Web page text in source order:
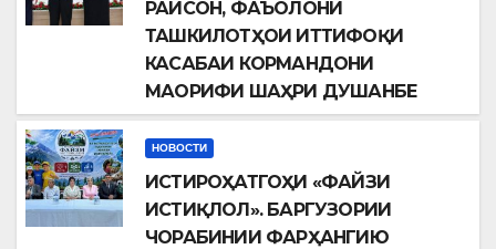
РАИСОН, ФАЪОЛОНИ
ТАШКИЛОТҲОИ ИТТИФОҚИ
КАСАБАИ КОРМАНДОНИ
МАОРИФИ ШАҲРИ ДУШАНБЕ
НОВОСТИ
ИСТИРОҲАТГОҲИ «ФАЙЗИ
ИСТИҚЛОЛ». БАРГУЗОРИИ
ЧОРАБИНИИ ФАРҲАНГИЮ